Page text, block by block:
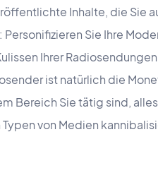
Inhalte, die Sie
Sie Ihre
Ihrer
ist natürlich die
Bereich Sie tätig sind,
von Medien